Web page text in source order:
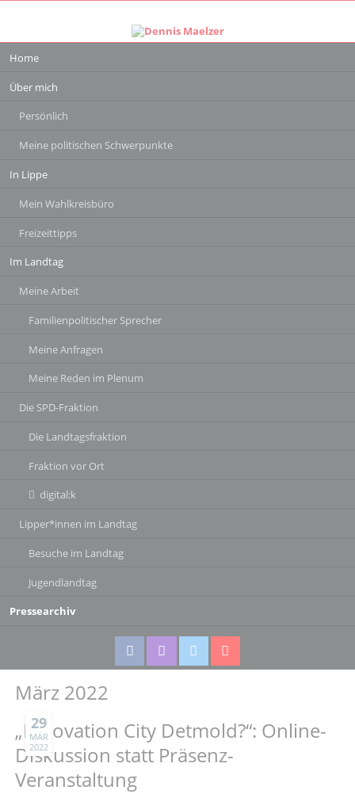
überspringen
Home
Über mich
Persönlich
Meine politischen Schwerpunkte
In Lippe
Mein Wahlkreisbüro
Freizeittipps
Im Landtag
Meine Arbeit
Familienpolitischer Sprecher
Meine Anfragen
Meine Reden im Plenum
Die SPD-Fraktion
Die Landtagsfraktion
Fraktion vor Ort
digital:k
Lipper*innen im Landtag
Besuche im Landtag
Jugendlandtag
Pressearchiv
März 2022
29
MÄR
2022
„Innovation City Detmold?“: Online-
Diskussion statt Präsenz-
Veranstaltung